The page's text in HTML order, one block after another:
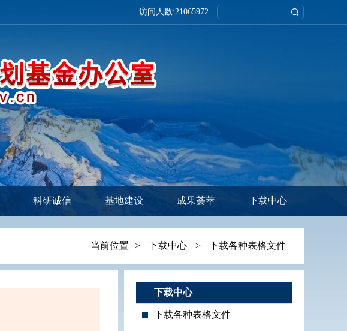
访问人数:21065972
科研诚信 基地建设 成果荟萃 下载中心
当前位置 > 下载中心 > 下载各种表格文件
下载中心
下载各种表格文件